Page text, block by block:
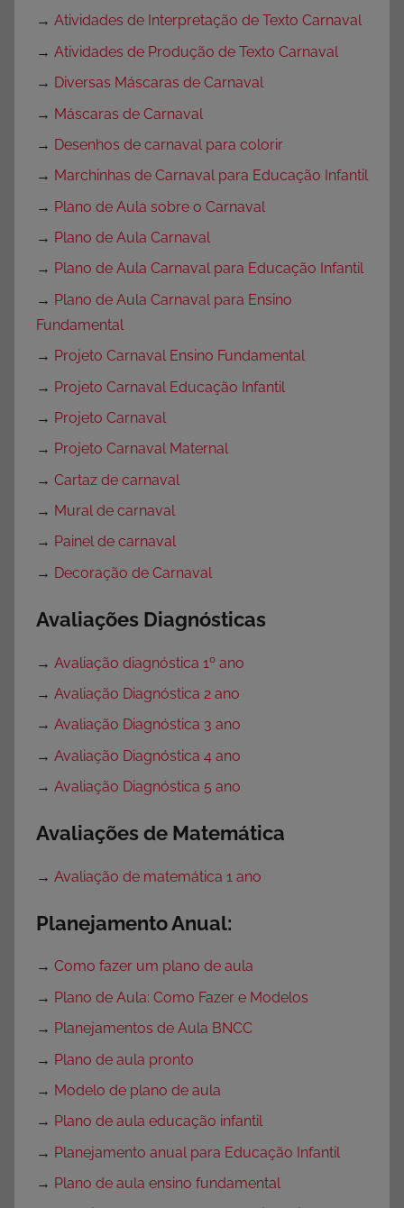
→ Atividades de Interpretação de Texto Carnaval
→ Atividades de Produção de Texto Carnaval
→ Diversas Máscaras de Carnaval
→ Máscaras de Carnaval
→ Desenhos de carnaval para colorir
→ Marchinhas de Carnaval para Educação Infantil
→ Plano de Aula sobre o Carnaval
→ Plano de Aula Carnaval
→ Plano de Aula Carnaval para Educação Infantil
→ Plano de Aula Carnaval para Ensino
Fundamental
→ Projeto Carnaval Ensino Fundamental
→ Projeto Carnaval Educação Infantil
→ Projeto Carnaval
→ Projeto Carnaval Maternal
→ Cartaz de carnaval
→ Mural de carnaval
→ Painel de carnaval
→ Decoração de Carnaval
Avaliações Diagnósticas
→ Avaliação diagnóstica 1º ano
→ Avaliação Diagnóstica 2 ano
→ Avaliação Diagnóstica 3 ano
→ Avaliação Diagnóstica 4 ano
→ Avaliação Diagnóstica 5 ano
Avaliações de Matemática
→ Avaliação de matemática 1 ano
Planejamento Anual:
→ Como fazer um plano de aula
→ Plano de Aula: Como Fazer e Modelos
→ Planejamentos de Aula BNCC
→ Plano de aula pronto
→ Modelo de plano de aula
→ Plano de aula educação infantil
→ Planejamento anual para Educação Infantil
→ Plano de aula ensino fundamental